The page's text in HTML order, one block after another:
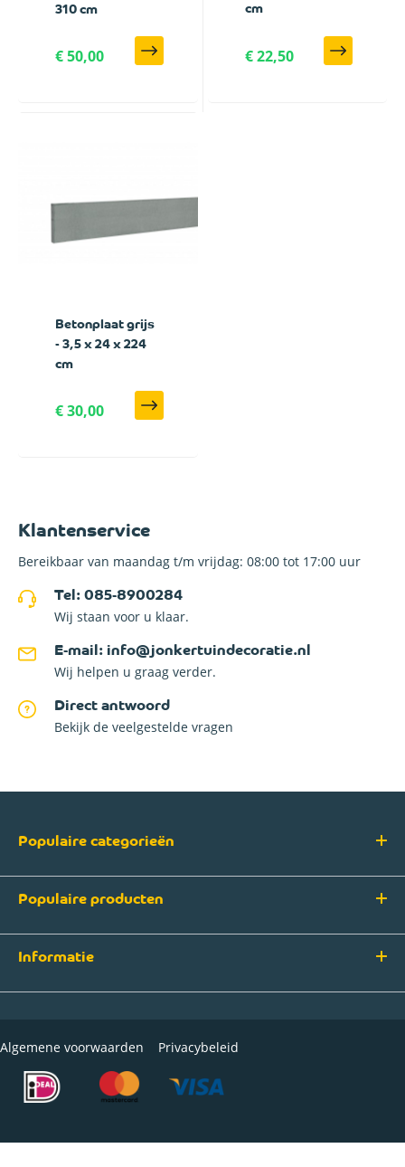
310 cm
€ 50,00
cm
€ 22,50
Betonplaat grijs
- 3,5 x 24 x 224
cm
€ 30,00
Klantenservice
Bereikbaar van maandag t/m vrijdag: 08:00 tot 17:00 uur
Tel: 085-8900284
Wij staan voor u klaar.
E-mail: info@jonkertuindecoratie.nl
Wij helpen u graag verder.
Direct antwoord
Bekijk de veelgestelde vragen
Populaire categorieën
Populaire producten
Informatie
Algemene voorwaarden Privacybeleid